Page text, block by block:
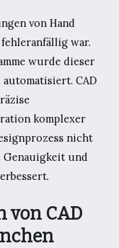
von Hand
war.
wurde dieser
CAD
komplexer
nicht
und
von CAD